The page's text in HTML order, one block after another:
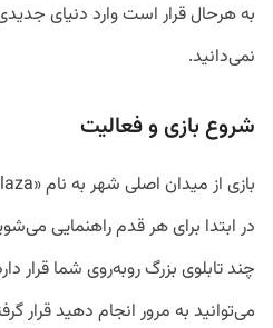
به هرحال قرار است وارد دنیای
نمی‌دانید.
شروع بازی و فعالیت
در ابتدا برای هر قدم راهنمایی
چند تابلوی بزرگ روبه‌روی شما قرار
می‌توانید به مرور انجام دهید قرار